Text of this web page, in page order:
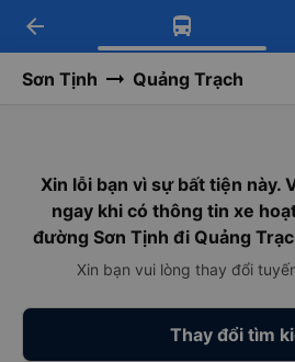
Tải app Vexere ngay!
Nhận ưu đãi thành viên
Tải app Vexere
-30k/ghế khi đặt vé máy
arrow_back
Sơn Tịnh Quảng Trạch
Xin lỗi bạn vì sự bất tiện này.
ngay khi có thông tin xe
đường Sơn Tịnh đi Quảng
Xin bạn vui lòng thay đổi
Thay đổi tìm